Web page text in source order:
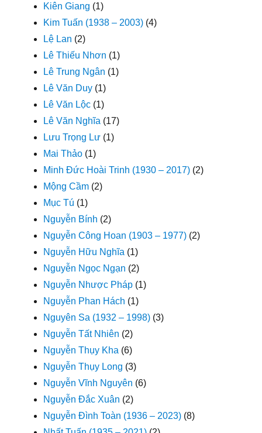
Kiên Giang (1)
Kim Tuấn (1938 – 2003) (4)
Lệ Lan (2)
Lê Thiếu Nhơn (1)
Lê Trung Ngân (1)
Lê Văn Duy (1)
Lê Văn Lộc (1)
Lê Văn Nghĩa (17)
Lưu Trọng Lư (1)
Mai Thảo (1)
Minh Đức Hoài Trinh (1930 – 2017) (2)
Mộng Cầm (2)
Mục Tú (1)
Nguyễn Bính (2)
Nguyễn Công Hoan (1903 – 1977) (2)
Nguyễn Hữu Nghĩa (1)
Nguyễn Ngọc Ngạn (2)
Nguyễn Nhược Pháp (1)
Nguyễn Phan Hách (1)
Nguyên Sa (1932 – 1998) (3)
Nguyễn Tất Nhiên (2)
Nguyễn Thụy Kha (6)
Nguyễn Thụy Long (3)
Nguyễn Vĩnh Nguyên (6)
Nguyễn Đắc Xuân (2)
Nguyễn Đình Toàn (1936 – 2023) (8)